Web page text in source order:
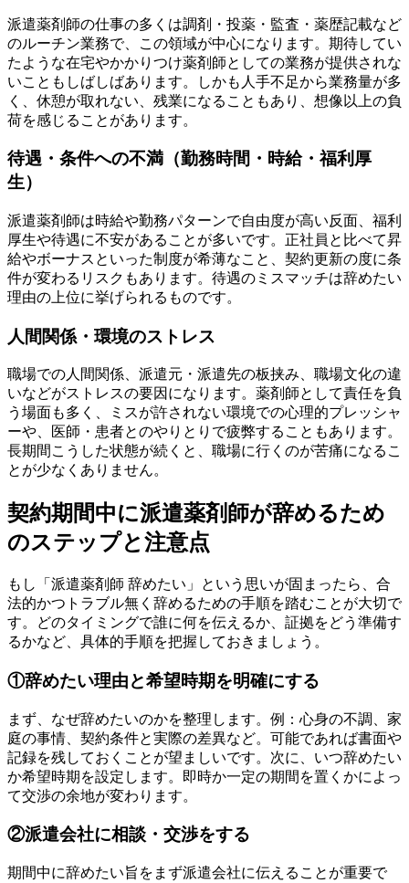
派遣薬剤師の仕事の多くは調剤・投薬・監査・薬歴記載など
のルーチン業務で、この領域が中心になります。期待してい
たような在宅やかかりつけ薬剤師としての業務が提供されな
いこともしばしばあります。しかも人手不足から業務量が多
く、休憩が取れない、残業になることもあり、想像以上の負
荷を感じることがあります。
待遇・条件への不満（勤務時間・時給・福利厚
生）
派遣薬剤師は時給や勤務パターンで自由度が高い反面、福利
厚生や待遇に不安があることが多いです。正社員と比べて昇
給やボーナスといった制度が希薄なこと、契約更新の度に条
件が変わるリスクもあります。待遇のミスマッチは辞めたい
理由の上位に挙げられるものです。
人間関係・環境のストレス
職場での人間関係、派遣元・派遣先の板挟み、職場文化の違
いなどがストレスの要因になります。薬剤師として責任を負
う場面も多く、ミスが許されない環境での心理的プレッシャ
ーや、医師・患者とのやりとりで疲弊することもあります。
長期間こうした状態が続くと、職場に行くのが苦痛になるこ
とが少なくありません。
契約期間中に派遣薬剤師が辞めるため
のステップと注意点
もし「派遣薬剤師 辞めたい」という思いが固まったら、合
法的かつトラブル無く辞めるための手順を踏むことが大切で
す。どのタイミングで誰に何を伝えるか、証拠をどう準備す
るかなど、具体的手順を把握しておきましょう。
①辞めたい理由と希望時期を明確にする
まず、なぜ辞めたいのかを整理します。例：心身の不調、家
庭の事情、契約条件と実際の差異など。可能であれば書面や
記録を残しておくことが望ましいです。次に、いつ辞めたい
か希望時期を設定します。即時か一定の期間を置くかによっ
て交渉の余地が変わります。
②派遣会社に相談・交渉をする
期間中に辞めたい旨をまず派遣会社に伝えることが重要で